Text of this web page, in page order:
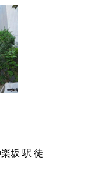
徒